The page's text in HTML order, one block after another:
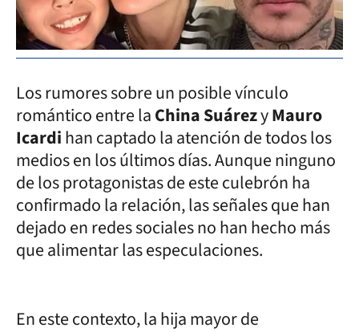
Los rumores sobre un posible vínculo
romántico entre laChina SuárezyMauro
Icardihan captado la atención de todos los
medios en los últimos días. Aunque ninguno
de los protagonistas de este culebrón ha
confirmado la relación, las señales que han
dejado en redes sociales no han hecho más
que alimentar las especulaciones.
En este contexto, la hija mayor de